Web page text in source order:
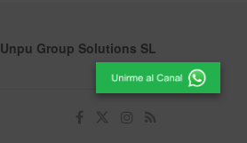
Unpu Group Solutions SL